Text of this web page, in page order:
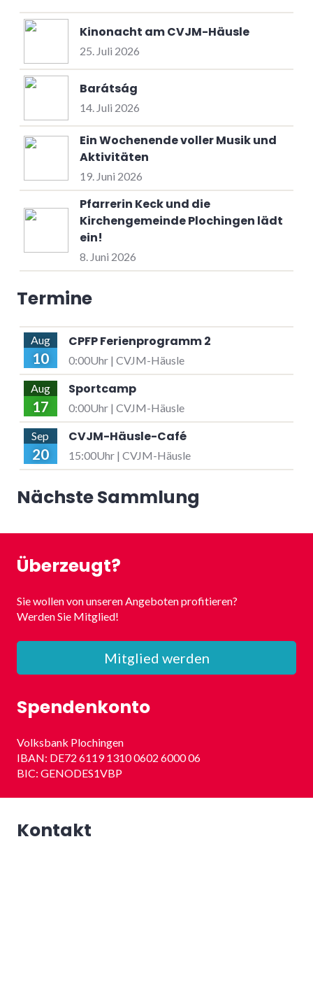
Kinonacht am CVJM-Häusle
25. Juli 2026
Barátság
14. Juli 2026
Ein Wochenende voller Musik und
Aktivitäten
19. Juni 2026
Pfarrerin Keck und die
Kirchengemeinde Plochingen lädt
ein!
8. Juni 2026
Termine
Aug
10
CPFP Ferienprogramm 2
0:00Uhr | CVJM-Häusle
Aug
17
Sportcamp
0:00Uhr | CVJM-Häusle
Sep
20
CVJM-Häusle-Café
15:00Uhr | CVJM-Häusle
Nächste Sammlung
Überzeugt?
Sie wollen von unseren Angeboten profitieren?
Werden Sie Mitglied!
Mitglied werden
Spendenkonto
Volksbank Plochingen
IBAN: DE72 6119 1310 0602 6000 06
BIC: GENODES1VBP
Kontakt